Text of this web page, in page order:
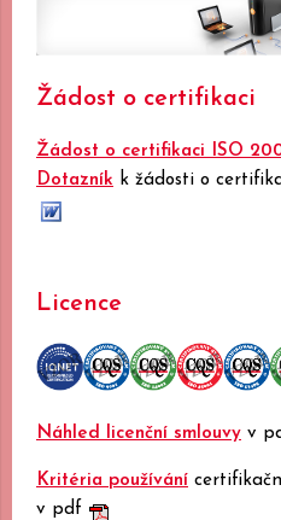
Žádost o certifikaci
Žádost o certifikaci ISO
Dotazník k žádosti o
Licence
Náhled licenční smlouvy v
Kritéria používání
v pdf